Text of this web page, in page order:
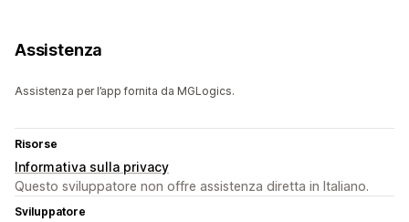
Assistenza
Assistenza per l’app fornita da MGLogics.
Risorse
Informativa sulla privacy
Questo sviluppatore non offre assistenza diretta in Italiano.
Sviluppatore